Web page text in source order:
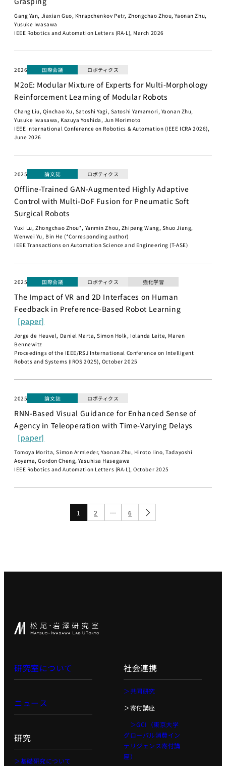
クト
Physical
Physical
AI 2026
応用編1
Physical AI
2026 応用編
2
Web工学
基礎プロ
ジェクト
Web工学とビ
AI経営
AI起業サ
マープロ
Insights
アントレプレ
ナーシップ
データ駆
動型起業
演習
ディープ
業実践演
習
ディープ
テック起
業家への
招待
ビジョナリ
ー・スタート
LLM 大規模言語モデ
ル講座2025講義ス
Gang Yan, Jiaxian Guo, Khrapchenkov Petr, Zhongchao Zhou, Yaonan Zhu,
Yusuke Iwasawa
IEEE Robotics and Automation Letters (RA-L), March 2026
2026 国際会議 ロボティクス
M2oE: Modular Mixture of Experts for Multi-Morphology
Reinforcement Learning of Modular Robots
Chang Liu, Qinchao Xu, Satoshi Yagi, Satoshi Yamamori, Yaonan Zhu,
Yusuke Iwasawa, Kazuya Yoshida, Jun Morimoto
IEEE International Conference on Robotics & Automation (IEEE ICRA 2026),
June 2026
2025 論文誌 ロボティクス
Offline-Trained GAN-Augmented Highly Adaptive
Control with Multi-DoF Fusion for Pneumatic Soft
Surgical Robots
Yuxi Lu, Zhongchao Zhou*, Yanmin Zhou, Zhipeng Wang, Shuo Jiang,
Wenwei Yu, Bin He (*Corresponding author)
IEEE Transactions on Automation Science and Engineering (T-ASE)
2025 国際会議 ロボティクス 強化学習
The Impact of VR and 2D Interfaces on Human
Feedback in Preference-Based Robot Learning
[paper]
Jorge de Heuvel, Daniel Marta, Simon Holk, Iolanda Leite, Maren
Bennewitz
Proceedings of the IEEE/RSJ International Conference on Intelligent
Robots and Systems (IROS 2025), October 2025
2025 論文誌 ロボティクス
RNN-Based Visual Guidance for Enhanced Sense of
Agency in Teleoperation with Time-Varying Delays
[paper]
Tomoya Morita, Simon Armleder, Yaonan Zhu, Hiroto Iino, Tadayoshi
Aoyama, Gordon Cheng, Yasuhisa Hasegawa
IEEE Robotics and Automation Letters (RA-L), October 2025
1 2 … 6
研究室について
ニュース
研究
＞基礎研究について
社会連携
＞共同研究
＞寄付講座
＞GCI（東京大学
グローバル消費イン
テリジェンス寄付講
座）